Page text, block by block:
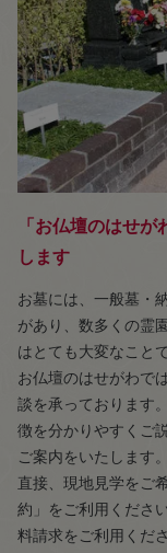
「お仏壇のはせ
します
お墓には、一般墓・
があり、数多くの霊
はとても大変なことで
お仏壇のはせがわで
談を承っております
徴を分かりやすくご
ご案内をいたします。
直接、現地見学をご
約」をご利用くださ
料請求をご利用くだ